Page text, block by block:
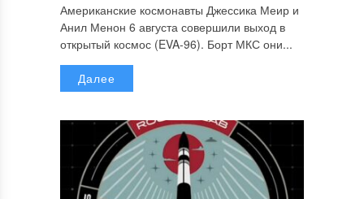
Американские космонавты Джессика Меир и
Анил Менон 6 августа совершили выход в
открытый космос (EVA-96). Борт МКС они...
Далее